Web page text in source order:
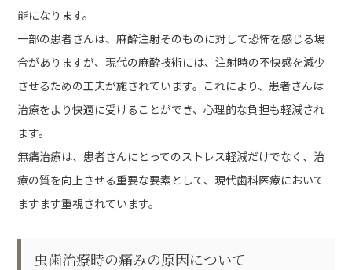
能になります。
一部の患者さんは、麻酔注射そのものに対して恐怖を感じる場
合がありますが、現代の麻酔技術には、注射時の不快感を減少
させるための工夫が施されています。これにより、患者さんは
治療をより快適に受けることができ、心理的な負担も軽減され
ます。
無痛治療は、患者さんにとってのストレス軽減だけでなく、治
療の質を向上させる重要な要素として、現代歯科医療において
ますます重視されています。
虫歯治療時の痛みの原因について